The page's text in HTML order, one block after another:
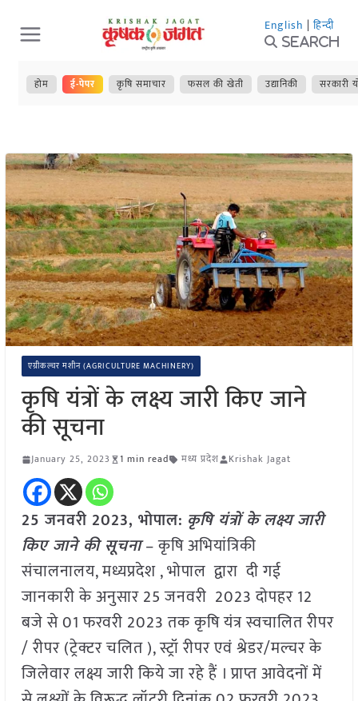
Skip
to
content
English | हिन्दी
Search
होम ई-पेपर कृषि समाचार फसल की खेती उद्यानिकी सरकारी
एग्रीकल्चर मशीन (AGRICULTURE MACHINERY)
कृषि यंत्रों के लक्ष्य जारी किए जाने
की सूचना
January 25, 2023 1 min read मध्य प्रदेश Krishak Jagat
25 जनवरी 2023, भोपाल: कृषि यंत्रों के लक्ष्य जारी
किए जाने की सूचना– कृषि अभियांत्रिकी
संचालनालय, मध्यप्रदेश , भोपाल द्वारा दी गई
जानकारी के अनुसार 25 जनवरी 2023 दोपहर 12
बजे से 01 फरवरी 2023 तक कृषि यंत्र स्वचालित रीपर
/ रीपर (ट्रेक्टर चलित ), स्ट्रॉ रीपर एवं श्रेडर/मल्चर के
जिलेवार लक्ष्य जारी किये जा रहे हैं । प्राप्त आवेदनों में